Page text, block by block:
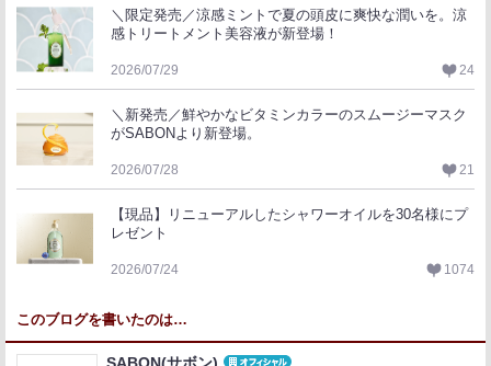
＼限定発売／涼感ミントで夏の頭皮に爽快な潤いを。涼
感トリートメント美容液が新登場！
2026/07/29 24
＼新発売／鮮やかなビタミンカラーのスムージーマスク
がSABONより新登場。
2026/07/28 21
【現品】リニューアルしたシャワーオイルを30名様にプ
レゼント
2026/07/24 1074
このブログを書いたのは…
SABON(サボン)